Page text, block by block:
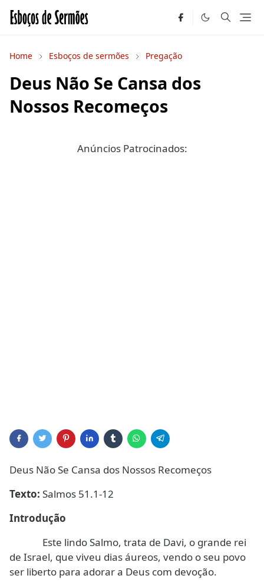
Home Esboços de sermões Pregação
Deus Não Se Cansa dos
Nossos Recomeços
Anúncios Patrocinados:
Deus Não Se Cansa dos Nossos Recomeços
Texto: Salmos 51.1-12
Introdução
Este lindo Salmo, trata de Davi, o grande rei
de Israel, que viveu dias áureos, vendo o seu povo
ser liberto para adorar a Deus com devoção.